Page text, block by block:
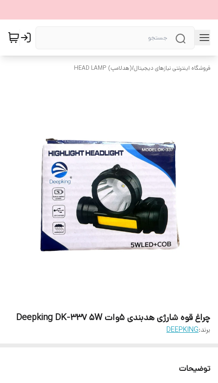
فروشگاه اینترنتی نیازهای دیجیتال/(هدلامپ) HEAD LAMP
چراغ قوه شارژی هدبندی ۵وات Deepking DK-337 5W
برند:DEEPKING
توضیحات